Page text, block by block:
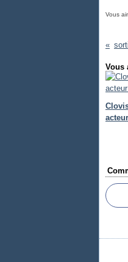
Vous
Vous